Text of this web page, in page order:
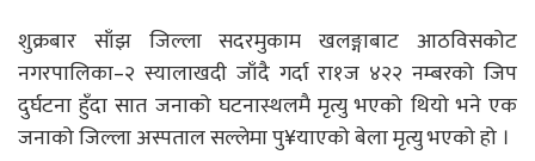
शुक्रबार साँझ जिल्ला सदरमुकाम खलङ्गाबाट आठविसकोट
नगरपालिका–२ स्यालाखदी जाँदै गर्दा रा१ज ४२२ नम्बरको जिप
दुर्घटना हुँदा सात जनाको घटनास्थलमै मृत्यु भएको थियो भने एक
जनाको जिल्ला अस्पताल सल्लेमा पु¥याएको बेला मृत्यु भएको हो ।